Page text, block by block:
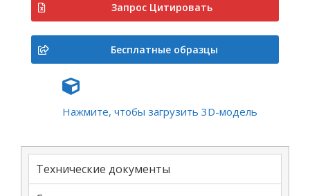
Запрос Цитировать
Бесплатные образцы
Нажмите, чтобы загрузить 3D-модель
Технические документы